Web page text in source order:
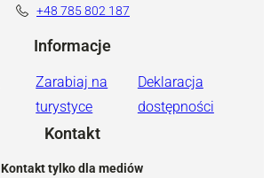
+48 785 802 187
Informacje
Zarabiaj na
turystyce
Deklaracja
dostępności
Kontakt
Kontakt tylko dla mediów